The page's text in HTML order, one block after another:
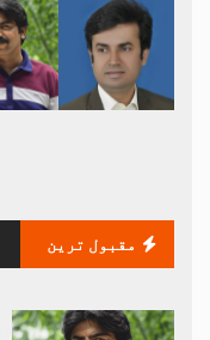
مقبول ترین